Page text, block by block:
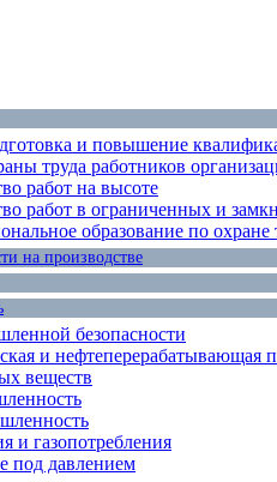
и повышение
труда работников
работ на высоте
работ в ограниченных и
образование по охране
на производстве
безопасности
и нефтеперерабатывающая
веществ
и газопотребления
под давлением